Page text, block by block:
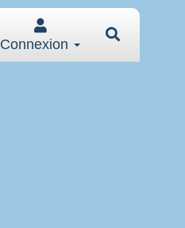
Connexion